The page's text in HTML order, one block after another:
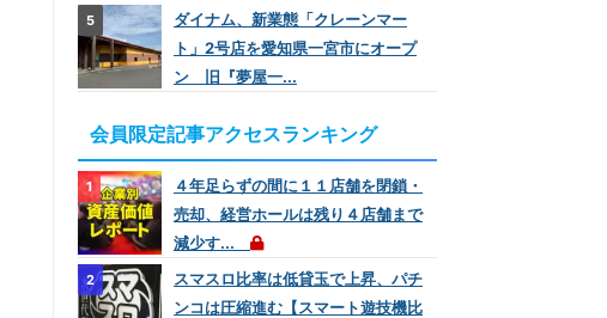
ダイナム、新業態「クレーンマー
ト」2号店を愛知県一宮市にオープ
ン 旧『夢屋一...
会員限定記事アクセスランキング
４年足らずの間に１１店舗を閉鎖・
売却、経営ホールは残り４店舗まで
減少す...
スマスロ比率は低貸玉で上昇、パチ
ンコは圧縮進む【スマート遊技機比